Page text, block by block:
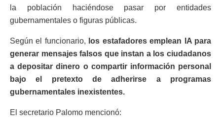
la población haciéndose pasar por entidades
gubernamentales o figuras públicas.
Según el funcionario, los estafadores emplean IA para
generar mensajes falsos que instan a los ciudadanos
a depositar dinero o compartir información personal
bajo el pretexto de adherirse a programas
gubernamentales inexistentes.
El secretario Palomo mencionó: